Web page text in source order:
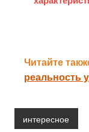
Читайте
реальность
интересное